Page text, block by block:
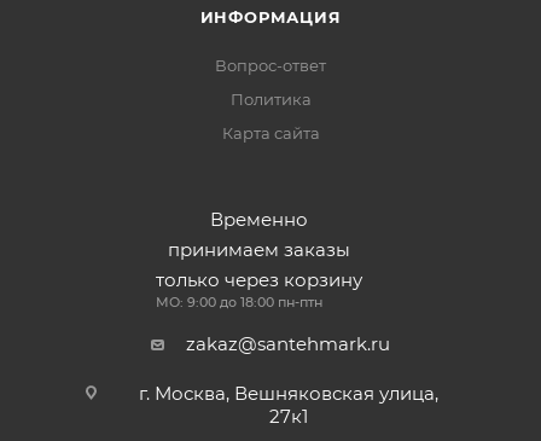
ИНФОРМАЦИЯ
Вопрос-ответ
Политика
Карта сайта
Временно
принимаем заказы
только через корзину
МО: 9:00 до 18:00 пн-птн
zakaz@santehmark.ru
г. Москва, Вешняковская улица,
27к1